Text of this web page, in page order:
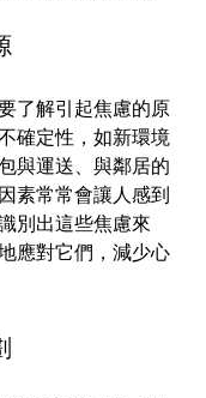
了解引起焦慮的原
確定性，如新環境
與運送、與鄰居的
素常常會讓人感到
別出這些焦慮來
應對它們，減少心